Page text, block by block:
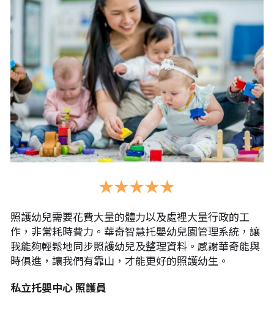
★★★★★
照護幼兒需要花費大量的體力以及處裡大量行政的工
作，非常耗時費力。華奇智慧托嬰幼兒園管理系統，讓
我能夠輕鬆地同步照護幼兒及整理資料。感謝華奇能與
時俱進，讓我們有靠山，才能更好的照護幼生。
私立托嬰中心 照護員